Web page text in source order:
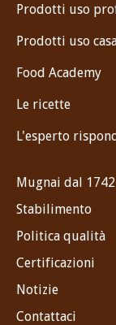
Prodotti uso
Prodotti uso
Food Academy
Le ricette
L'esperto
Mugnai dal 1742
Stabilimento
Politica qualità
Certificazioni
Notizie
Contattaci